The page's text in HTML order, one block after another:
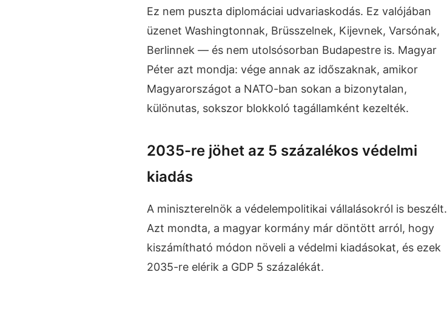
Ez nem puszta diplomáciai udvariaskodás. Ez valójában
üzenet Washingtonnak, Brüsszelnek, Kijevnek, Varsónak,
Berlinnek — és nem utolsósorban Budapestre is. Magyar
Péter azt mondja: vége annak az időszaknak, amikor
Magyarországot a NATO-ban sokan a bizonytalan,
különutas, sokszor blokkoló tagállamként kezelték.
2035-re jöhet az 5 százalékos védelmi
kiadás
A miniszterelnök a védelempolitikai vállalásokról is beszélt.
Azt mondta, a magyar kormány már döntött arról, hogy
kiszámítható módon növeli a védelmi kiadásokat, és ezek
2035-re elérik a GDP 5 százalékát.